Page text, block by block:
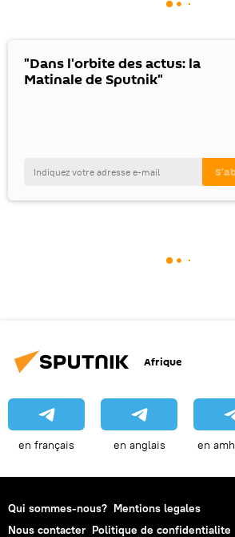
"Dans l'orbite des actus: la
Matinale de Sputnik"
Afrique
en français en anglais en
Qui sommes-nous? Mentions legales
Nous contacter Politique de confidentialite